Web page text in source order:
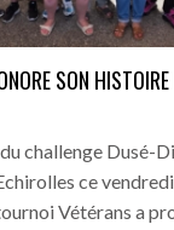
SON
challenge Dusé-
ce
Vétérans a